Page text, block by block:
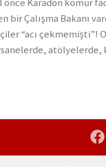
önce Karadon kömür
bir Çalışma Bakanı
“acı çekmemişti”!
atölyelerde,